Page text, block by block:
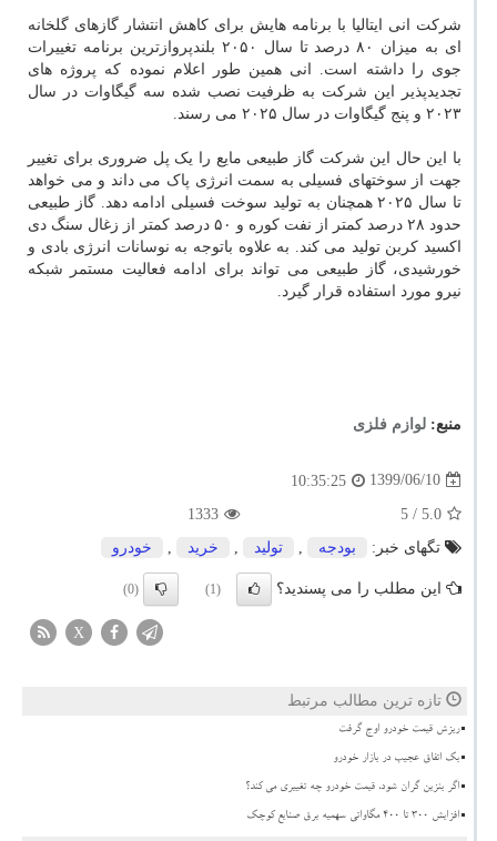
شرکت انی ایتالیا با برنامه هایش برای کاهش انتشار گازهای گلخانه
ای به میزان ۸۰ درصد تا سال ۲۰۵۰ بلندپروازترین برنامه تغییرات
جوی را داشته است. انی همین طور اعلام نموده که پروژه های
تجدیدپذیر این شرکت به ظرفیت نصب شده سه گیگاوات در سال
۲۰۲۳ و پنج گیگاوات در سال ۲۰۲۵ می رسند.
با این حال این شرکت گاز طبیعی مایع را یک پل ضروری برای تغییر
جهت از سوختهای فسیلی به سمت انرژی پاک می داند و می خواهد
تا سال ۲۰۲۵ همچنان به تولید سوخت فسیلی ادامه دهد. گاز طبیعی
حدود ۲۸ درصد کمتر از نفت کوره و ۵۰ درصد کمتر از زغال سنگ دی
اکسید کربن تولید می کند. به علاوه باتوجه به نوسانات انرژی بادی و
خورشیدی، گاز طبیعی می تواند برای ادامه فعالیت مستمر شبکه
نیرو مورد استفاده قرار گیرد.
منبع: لوازم فلزی
1399/06/10
10:35:25
5.0
/ 5
1333
تگهای خبر:
بودجه , تولید , خرید , خودرو
این مطلب را می پسندید؟ (1)
(0)
X
تازه ترین مطالب مرتبط
ریزش قیمت خودرو اوج گرفت
بک اتفاق عجیب در بازار خودرو
اگر بنزین گران شود، قیمت خودرو چه تغییری می کند؟
افزایش 300 تا 400 مگاواتی سهمیه برق صنایع کوچک